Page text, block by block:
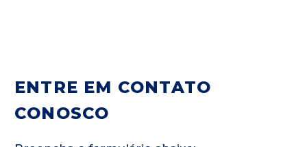
ENTRE EM CONTATO
CONOSCO